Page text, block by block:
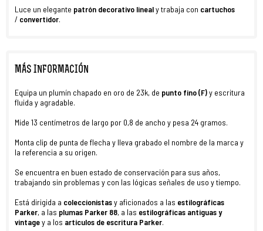
Luce un elegante patrón decorativo linealy trabaja con cartuchos
/ convertidor.
MÁS INFORMACIÓN
Equipa un plumín chapado en oro de 23k, de punto fino (F)y escritura
fluida y agradable.
Mide 13 centímetros de largo por 0,8 de ancho y pesa 24 gramos.
Monta clip de punta de flecha y lleva grabado el nombre de la marca y
la referencia a su origen.
Se encuentra en buen estado de conservación para sus años,
trabajando sin problemas y con las lógicas señales de uso y tiempo.
Está dirigida a coleccionistasy aficionados a las estilográficas
Parker, a las plumas Parker 88, a las estilográficas antiguas y
vintagey a los artículos de escritura Parker.